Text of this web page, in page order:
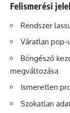
Felismerési
Rendszer
Váratlan pop-
Böngésző
megváltozása
Ismeretlen
Szokatlan